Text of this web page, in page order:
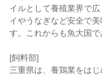
イルとして養殖業界で
イやうなぎなど安全で
す。これからも魚大国で
[飼料部]
三重県は、養鶏業をは